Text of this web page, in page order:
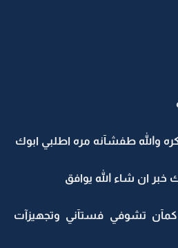
والله طفشآنه مره اطلبي ابوك
ان شاء الله يوافق
تشوفي فستآني وتجهيزآت